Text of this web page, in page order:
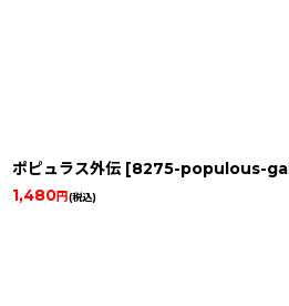
ポピュラス外伝 [8275-populous-
1,480円(税込)